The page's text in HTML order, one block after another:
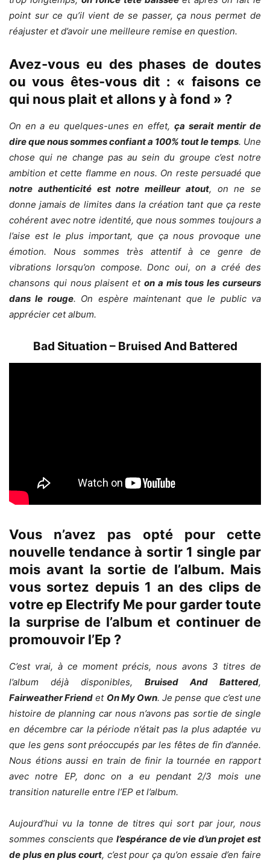
point sur ce qu’il vient de se passer, ça nous permet de
réajuster et d’avoir une meilleure remise en question.
Avez-vous eu des phases de doutes
ou vous êtes-vous dit : « faisons ce
qui nous plait et allons y à fond » ?
On en a eu quelques-unes en effet, ça serait mentir de
dire que nous sommes confiant a 100% tout le temps. Une
chose qui ne change pas au sein du groupe c’est notre
ambition et cette flamme en nous. On reste persuadé que
notre authenticité est notre meilleur atout, on ne se
donne jamais de limites dans la création tant que ça reste
cohérent avec notre identité, que nous sommes toujours a
l’aise est le plus important, que ça nous provoque une
émotion. Nous sommes très attentif à ce genre de
vibrations lorsqu’on compose. Donc oui, on a créé des
chansons qui nous plaisent et on a mis tous les curseurs
dans le rouge. On espère maintenant que le public va
apprécier cet album.
Bad Situation – Bruised And Battered
Vous n’avez pas opté pour cette
nouvelle tendance à sortir 1 single par
mois avant la sortie de l’album. Mais
vous sortez depuis 1 an des clips de
votre ep Electrify Me pour garder toute
la surprise de l’album et continuer de
promouvoir l’Ep ?
C’est vrai, à ce moment précis, nous avons 3 titres de
l’album déjà disponibles, Bruised And Battered,
Fairweather Friend et On My Own. Je pense que c’est une
histoire de planning car nous n’avons pas sortie de single
en décembre car la période n’était pas la plus adaptée vu
que les gens sont préoccupés par les fêtes de fin d’année.
Nous étions aussi en train de finir la tournée en rapport
avec notre EP, donc on a eu pendant 2/3 mois une
transition naturelle entre l’EP et l’album.
Aujourd’hui vu la tonne de titres qui sort par jour, nous
sommes conscients que l’espérance de vie d’un projet est
de plus en plus court, c’est pour ça qu’on essaie d’en faire